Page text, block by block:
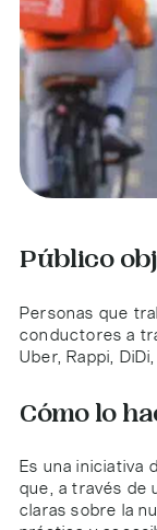
Público
Personas que
conductores a
Uber, Rappi,
Cómo lo
Es una iniciativa
que, a través de
claras sobre la